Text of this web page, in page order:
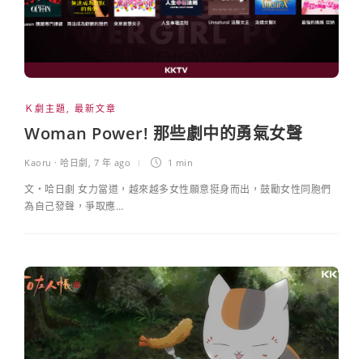
Ｋ劇主題 最新文章
Woman Power! 那些劇中的勇氣女聲
Kaoru · 哈日劇 7 年 ago 1 min
文・哈日劇 女力當道，越來越多女性願意挺身而出，鼓勵女性同胞們
為自己發聲，爭取應…